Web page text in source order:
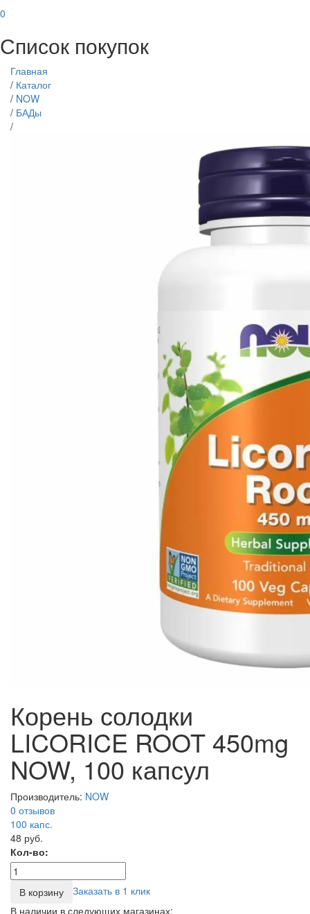
0
Список покупок
Главная
/ Каталог
/ NOW
/ БАДы
/
Корень солодки
LICORICE ROOT 450mg
NOW, 100 капсул
Производитель: NOW
0 отзывов
100 капс.
48 руб.
Кол-во:
В корзину
Заказать в 1 клик
В наличии в следующих магазинах: